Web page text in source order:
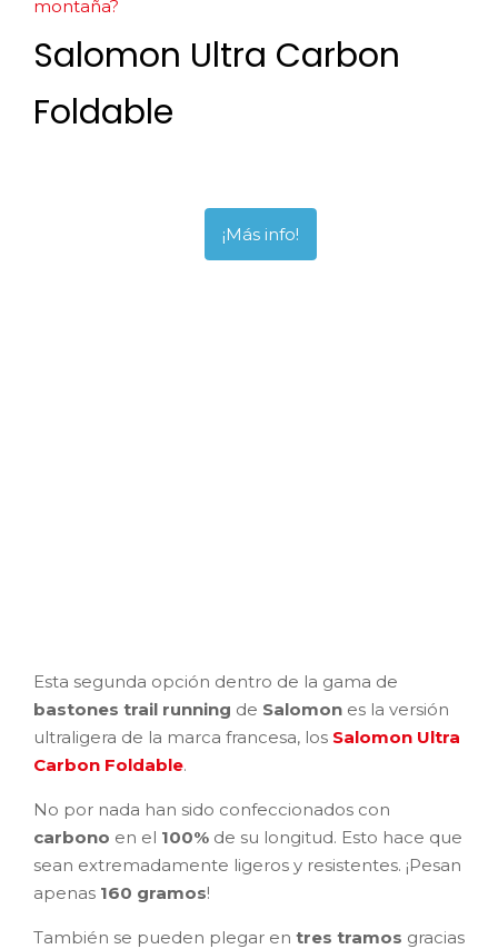
montaña?
Salomon Ultra Carbon
Foldable
¡Más info!
Esta segunda opción dentro de la gama de
bastones trail running de Salomon es la versión
ultraligera de la marca francesa, los Salomon Ultra
Carbon Foldable.
No por nada han sido confeccionados con
carbono en el 100% de su longitud. Esto hace que
sean extremadamente ligeros y resistentes. ¡Pesan
apenas 160 gramos!
También se pueden plegar en tres tramos gracias